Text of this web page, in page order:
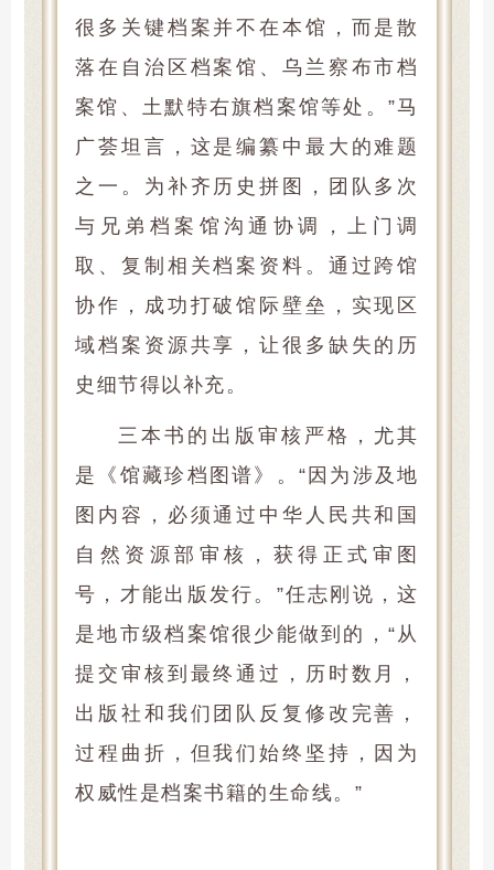
很多关键档案并不在本馆，而是散
落在自治区档案馆、乌兰察布市档
案馆、土默特右旗档案馆等处。”马
广荟坦言，这是编纂中最大的难题
之一。为补齐历史拼图，团队多次
与兄弟档案馆沟通协调，上门调
取、复制相关档案资料。通过跨馆
协作，成功打破馆际壁垒，实现区
域档案资源共享，让很多缺失的历
史细节得以补充。
三本书的出版审核严格，尤其
是《馆藏珍档图谱》。“因为涉及地
图内容，必须通过中华人民共和国
自然资源部审核，获得正式审图
号，才能出版发行。”任志刚说，这
是地市级档案馆很少能做到的，“从
提交审核到最终通过，历时数月，
出版社和我们团队反复修改完善，
过程曲折，但我们始终坚持，因为
权威性是档案书籍的生命线。”